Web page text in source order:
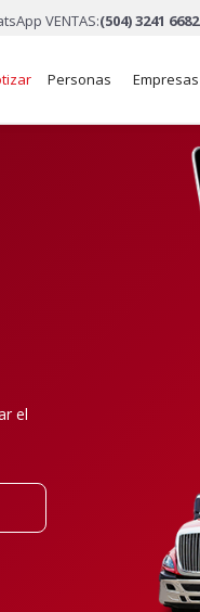
VENTAS:(504) 3241 6682
Personas Empresas
el